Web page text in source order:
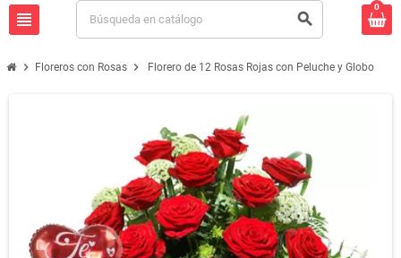
view_headline search
0
chevron_right Floreros con Rosas chevron_right Florero de 12 Rosas Rojas con Peluche y Globo